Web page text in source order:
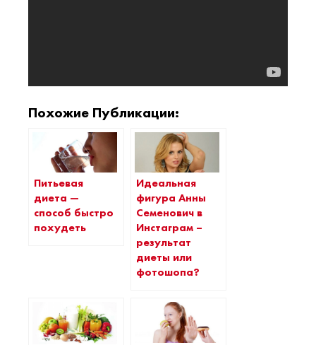
Похожие Публикации:
Питьевая
диета —
способ быстро
похудеть
Идеальная
фигура Анны
Семенович в
Инстаграм –
результат
диеты или
фотошопа?